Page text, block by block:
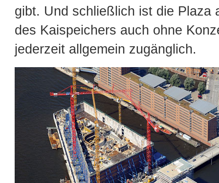
gibt. Und schließlich ist die Plaza
des Kaispeichers auch ohne
jederzeit allgemein zugänglich.